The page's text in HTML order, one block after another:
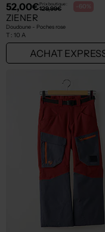
52,00€Prix boutique :
129,99€ -60%
ZIENER
Doudoune - Poches rose
T : 10 A
ACHAT